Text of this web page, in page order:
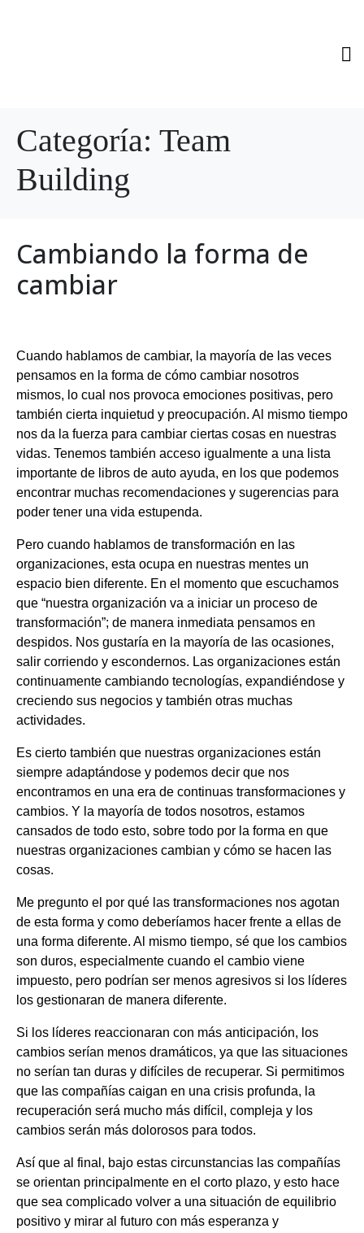
Categoría: Team
Building
Cambiando la forma de
cambiar
Cuando hablamos de cambiar, la mayoría de las veces
pensamos en la forma de cómo cambiar nosotros
mismos, lo cual nos provoca emociones positivas, pero
también cierta inquietud y preocupación. Al mismo tiempo
nos da la fuerza para cambiar ciertas cosas en nuestras
vidas. Tenemos también acceso igualmente a una lista
importante de libros de auto ayuda, en los que podemos
encontrar muchas recomendaciones y sugerencias para
poder tener una vida estupenda.
Pero cuando hablamos de transformación en las
organizaciones, esta ocupa en nuestras mentes un
espacio bien diferente. En el momento que escuchamos
que “nuestra organización va a iniciar un proceso de
transformación”; de manera inmediata pensamos en
despidos. Nos gustaría en la mayoría de las ocasiones,
salir corriendo y escondernos. Las organizaciones están
continuamente cambiando tecnologías, expandiéndose y
creciendo sus negocios y también otras muchas
actividades.
Es cierto también que nuestras organizaciones están
siempre adaptándose y podemos decir que nos
encontramos en una era de continuas transformaciones y
cambios. Y la mayoría de todos nosotros, estamos
cansados de todo esto, sobre todo por la forma en que
nuestras organizaciones cambian y cómo se hacen las
cosas.
Me pregunto el por qué las transformaciones nos agotan
de esta forma y como deberíamos hacer frente a ellas de
una forma diferente. Al mismo tiempo, sé que los cambios
son duros, especialmente cuando el cambio viene
impuesto, pero podrían ser menos agresivos si los líderes
los gestionaran de manera diferente.
Si los líderes reaccionaran con más anticipación, los
cambios serían menos dramáticos, ya que las situaciones
no serían tan duras y difíciles de recuperar. Si permitimos
que las compañías caigan en una crisis profunda, la
recuperación será mucho más difícil, compleja y los
cambios serán más dolorosos para todos.
Así que al final, bajo estas circunstancias las compañías
se orientan principalmente en el corto plazo, y esto hace
que sea complicado volver a una situación de equilibrio
positivo y mirar al futuro con más esperanza y